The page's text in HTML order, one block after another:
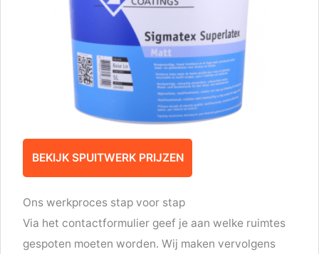
BEKIJK SPUITWERK PRIJZEN
Ons werkproces stap voor stap
Via het contactformulier geef je aan welke ruimtes
gespoten moeten worden. Wij maken vervolgens